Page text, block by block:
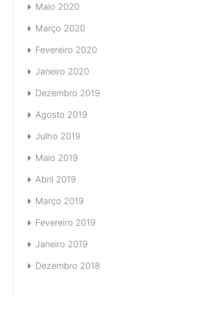
Maio 2020
Março 2020
Fevereiro 2020
Janeiro 2020
Dezembro 2019
Agosto 2019
Julho 2019
Maio 2019
Abril 2019
Março 2019
Fevereiro 2019
Janeiro 2019
Dezembro 2018